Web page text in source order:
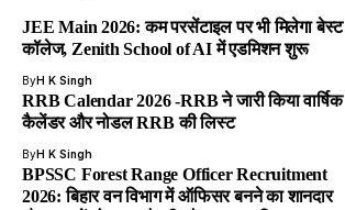
JEE Main 2026: कम परसेंटाइल पर भी मिलेगा बेस्ट
कॉलेज, Zenith School of AI में एडमिशन शुरू
ByH K Singh
RRB Calendar 2026 -RRB ने जारी किया वार्षिक
कैलेंडर और नोडल RRB की लिस्ट
ByH K Singh
BPSSC Forest Range Officer Recruitment
2026: बिहार वन विभाग में ऑफिसर बनने का शानदार